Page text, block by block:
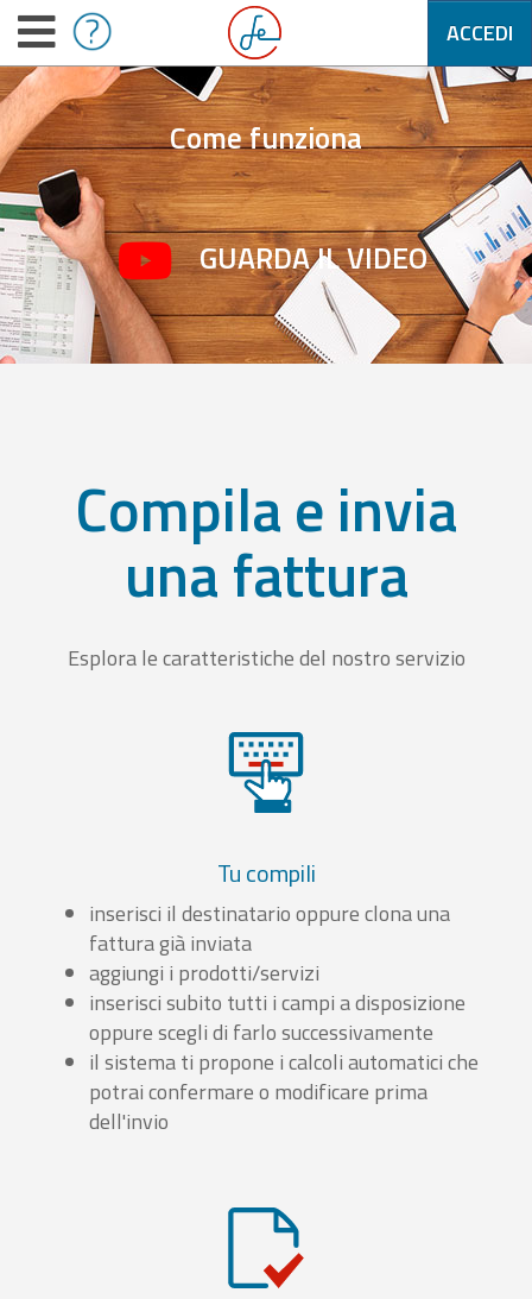
ACCEDI
Come funziona
GUARDA IL VIDEO
Compila e invia
una fattura
Esplora le caratteristiche del nostro servizio
Tu compili
inserisci il destinatario oppure clona una
fattura già inviata
aggiungi i prodotti/servizi
inserisci subito tutti i campi a disposizione
oppure scegli di farlo successivamente
il sistema ti propone i calcoli automatici che
potrai confermare o modificare prima
dell'invio